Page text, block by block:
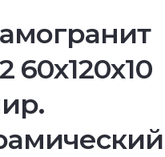
60x120x10